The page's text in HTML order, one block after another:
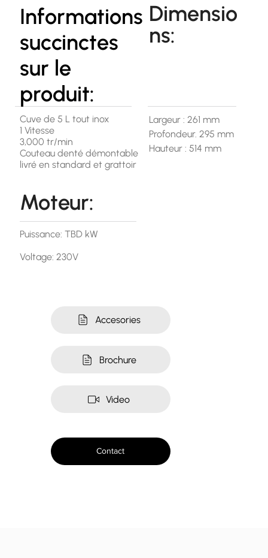
Brochure
Accesories
Video
Contact
Informations
succinctes
sur le
produit:
Cuve de 5 L tout inox
1 Vitesse
3,000 tr/min
Couteau denté démontable
livré en standard et grattoir
Moteur:
Puissance: TBD kW
Voltage: 230V
Dimensio
ns:
Largeur : 261 mm
Profondeur. 295 mm
Hauteur : 514 mm